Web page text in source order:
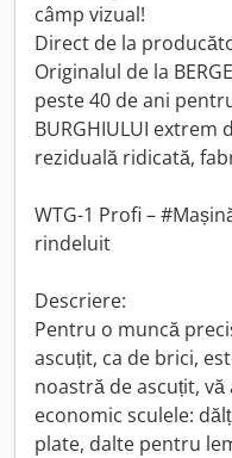
câmp vizual!
Direct de la
Originalul de la
peste 40 de ani
BURGHIULUI extrem
reziduală ridicată,
WTG-1 Profi –
rindeluit
Descriere:
Pentru o muncă
ascuțit, ca de brici,
noastră de ascuțit,
economic sculele:
plate, dalte pentru